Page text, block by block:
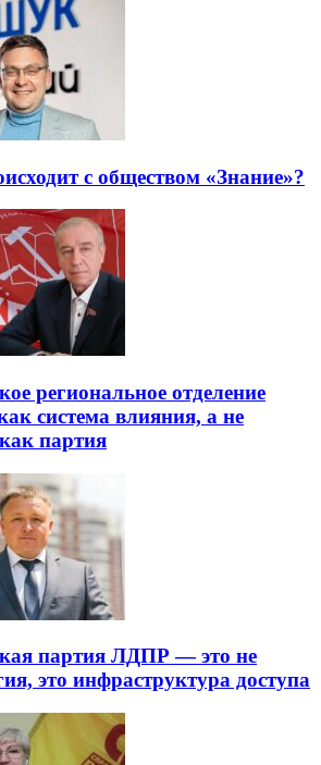
с обществом «Знание»?
региональное отделение
система влияния, а не
партия
партия ЛДПР — это не
это инфраструктура доступа